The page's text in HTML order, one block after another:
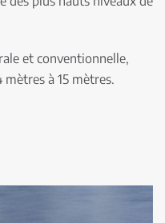
et conventionnelle,
à 15 mètres.